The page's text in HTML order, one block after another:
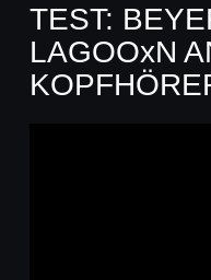
TEST:
LAGOOxN